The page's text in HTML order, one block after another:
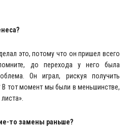
это, потому что он пришел всего
до перехода у него была
Он играл, рискуя получить
тот момент мы были в меньшинстве,
то замены раньше?